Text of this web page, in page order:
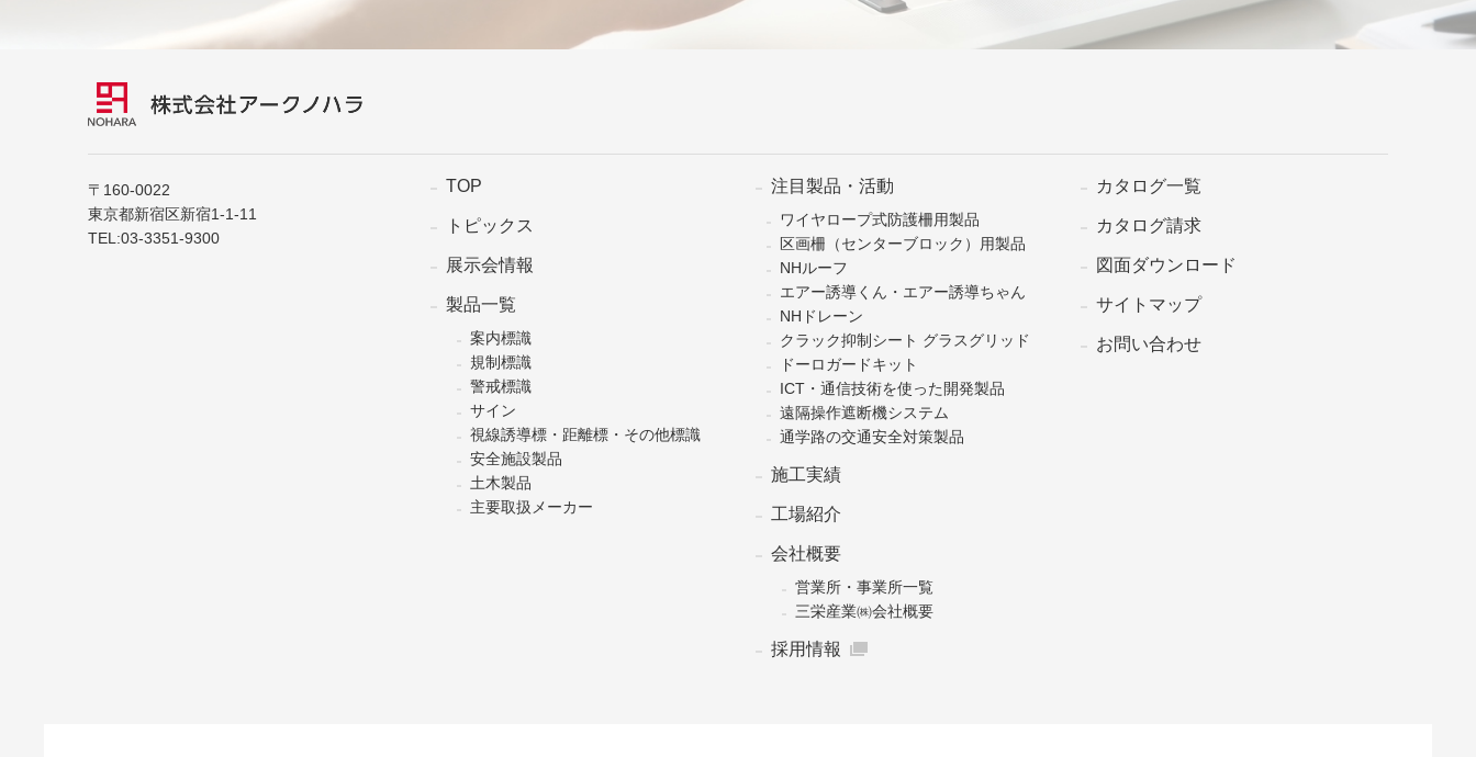
〒160-0022
東京都新宿区新宿1-1-11
TEL:03-3351-9300
TOP
トピックス
展示会情報
製品一覧
案内標識
規制標識
警戒標識
サイン
視線誘導標・距離標・その他標識
安全施設製品
土木製品
主要取扱メーカー
注目製品・活動
ワイヤロープ式防護柵用製品
区画柵（センターブロック）用製品
NHルーフ
エアー誘導くん・エアー誘導ちゃん
NHドレーン
クラック抑制シート グラスグリッド
ドーロガードキット
ICT・通信技術を使った開発製品
遠隔操作遮断機システム
通学路の交通安全対策製品
施工実績
工場紹介
会社概要
営業所・事業所一覧
三栄産業㈱会社概要
採用情報
カタログ一覧
カタログ請求
図面ダウンロード
サイトマップ
お問い合わせ